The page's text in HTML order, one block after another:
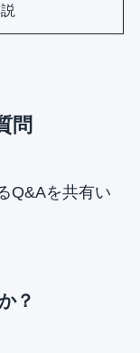
問
Q&Aを共有い
？